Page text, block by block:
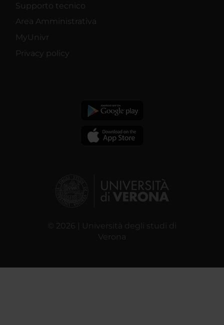
Supporto tecnico
Area Amministrativa
MyUnivr
Privacy policy
© 2026 | Università degli studi di
Verona